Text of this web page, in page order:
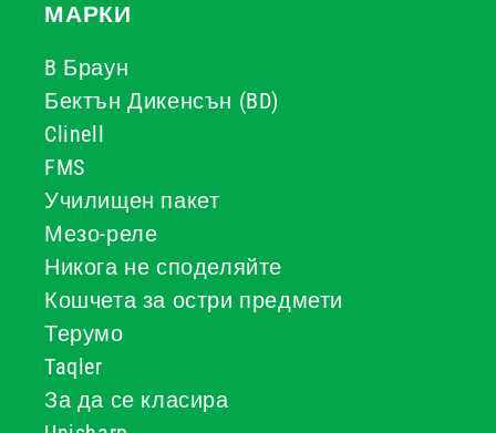
МАРКИ
B Браун
Бектън Дикенсън (BD)
Clinell
FMS
Училищен пакет
Мезо-реле
Никога не споделяйте
Кошчета за остри предмети
Терумо
Taqler
За да се класира